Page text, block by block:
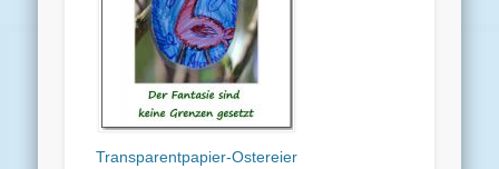
Transparentpapier-Ostereier